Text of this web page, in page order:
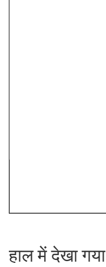
हाल में देखा गया